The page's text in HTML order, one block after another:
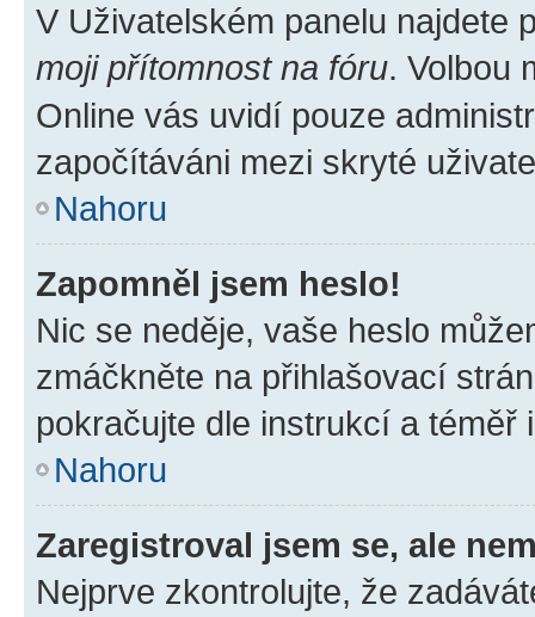
V Uživatelském panelu najdete
moji přítomnost na fóru. Volbou
Online vás uvidí pouze
započítáváni mezi skryté
Nahoru
Zapomněl jsem heslo!
Nic se neděje, vaše heslo
zmáčkněte na přihlašovací
pokračujte dle instrukcí a téměř
Nahoru
Zaregistroval jsem se, ale
Nejprve zkontrolujte, že